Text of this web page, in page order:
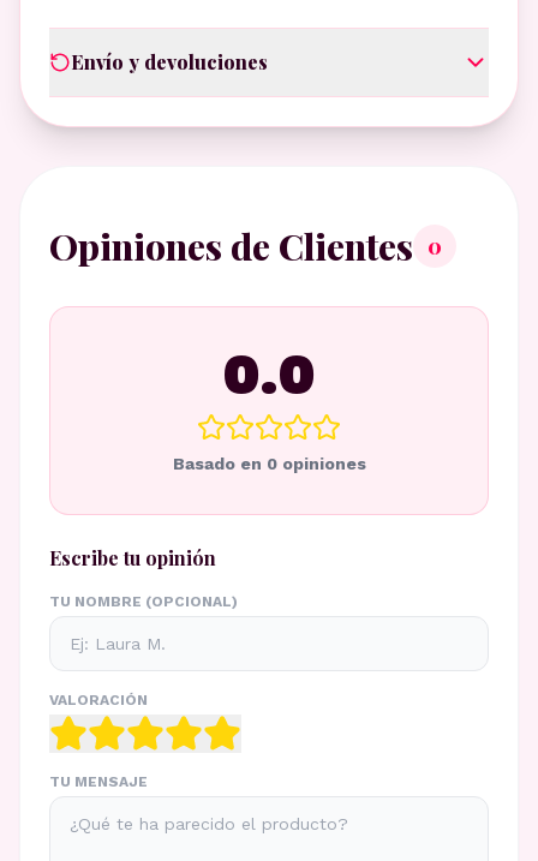
Envío y devoluciones
Opiniones de Clientes 0
0.0
Basado en 0opiniones
Escribe tu opinión
TU NOMBRE (OPCIONAL)
VALORACIÓN
TU MENSAJE